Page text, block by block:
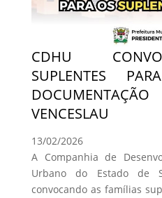
CDHU
SUPLENTES
VENCESLAU
13/02/2026
A Companhia de
Urbano do Estado de
convocando as famílias